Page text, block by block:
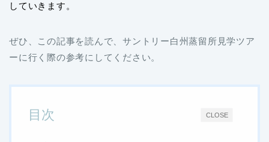
していきます。
ぜひ、この記事を読んで、サントリー白州蒸留所見学ツア
ーに行く際の参考にしてください。
CLOSE
目次